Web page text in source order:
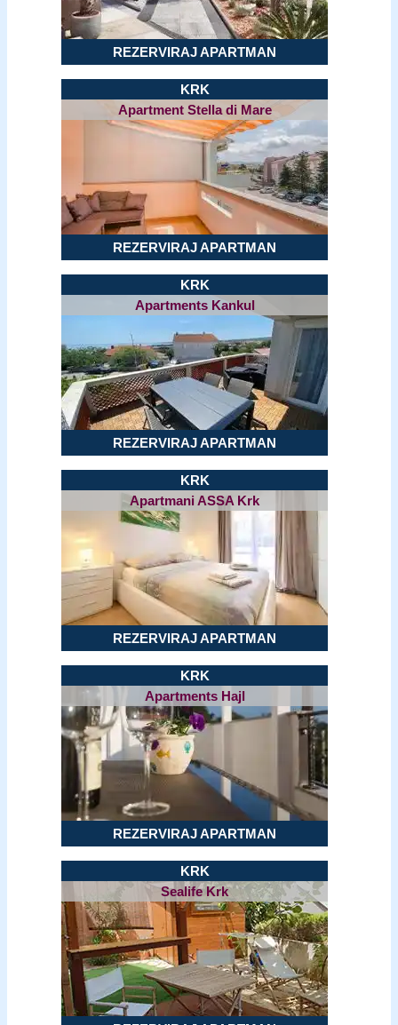
REZERVIRAJ APARTMAN
KRK
Apartment Stella di Mare
REZERVIRAJ APARTMAN
KRK
Apartments Kankul
REZERVIRAJ APARTMAN
KRK
Apartmani ASSA Krk
REZERVIRAJ APARTMAN
KRK
Apartments Hajl
REZERVIRAJ APARTMAN
KRK
Sealife Krk